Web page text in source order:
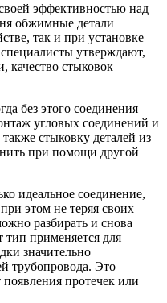
эффективностью над
обжимные детали
так и при установке
утверждают,
стыковок
без этого соединения
угловых соединений и
также стыковку деталей из
при помощи другой
идеальное соединение,
этом не теряя своих
разбирать и снова
тип применяется для
значительно
трубопровода. Это
появления протечек или